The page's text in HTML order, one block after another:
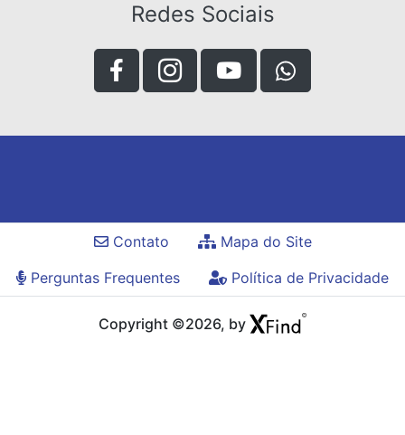
Redes Sociais
Contato
Mapa do Site
Perguntas Frequentes
Política de Privacidade
Copyright ©2026, by